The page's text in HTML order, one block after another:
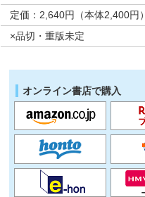
定価：2,640円（本体2,400円）
×品切・重版未定
オンライン書店で購入